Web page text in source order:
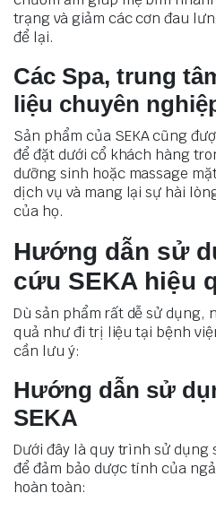
trạng và giảm các cơn đau
để lại.
Các Spa, trung
liệu chuyên
Sản phẩm của SEKA cũng
để đặt dưới cổ khách hàng
dưỡng sinh hoặc massage
dịch vụ và mang lại sự hài
của họ.
Hướng dẫn sử
cứu SEKA hiệu
Dù sản phẩm rất dễ sử dụng,
quả như đi trị liệu tại bệnh
cần lưu ý:
Hướng dẫn sử
SEKA
Dưới đây là quy trình sử dụng
để đảm bảo dược tính của
hoàn toàn: